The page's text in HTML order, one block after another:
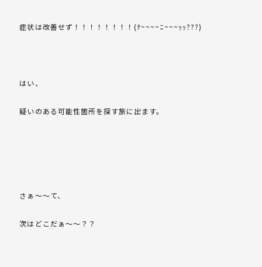
症状は改善せず！！！！！！！！(ﾅ~~~~ﾆ~~~ｯｯ???)
はい、
疑いのある可能性箇所を探す旅に出ます。
さぁ～～て、
次はどこだぁ～～？？